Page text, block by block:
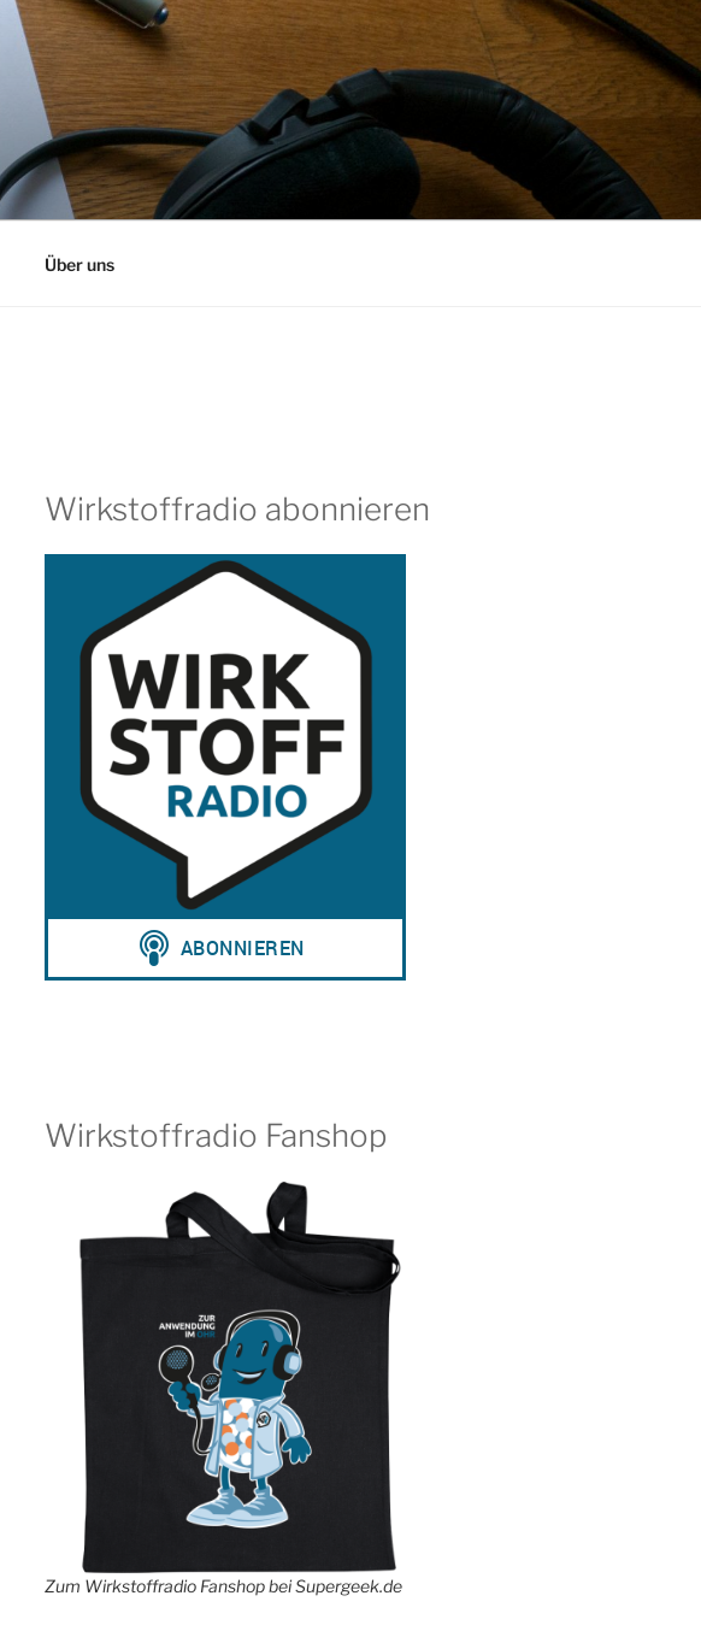
Über uns
Wirkstoffradio abonnieren
Wirkstoffradio Fanshop
Zum Wirkstoffradio Fanshop bei Supergeek.de